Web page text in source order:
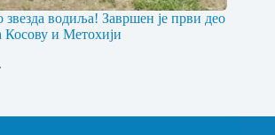
звезда водиља! Завршен је први део
и Метохији